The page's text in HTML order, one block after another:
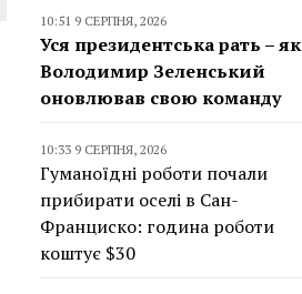
10:51 9 СЕРПНЯ, 2026
Уся президентська рать – як
Володимир Зеленський
оновлював свою команду
10:33 9 СЕРПНЯ, 2026
Гуманоїдні роботи почали
прибирати оселі в Сан-
Франциско: година роботи
коштує $30